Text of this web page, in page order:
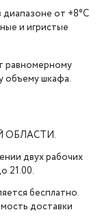
от +8°C
и игристые
равномерному
объему шкафа.
ОБЛАСТИ.
двух рабочих
21.00.
бесплатно.
доставки